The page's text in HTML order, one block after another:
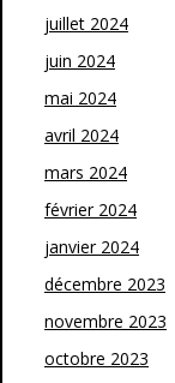
juillet 2024
juin 2024
mai 2024
avril 2024
mars 2024
février 2024
janvier 2024
décembre 2023
novembre 2023
octobre 2023